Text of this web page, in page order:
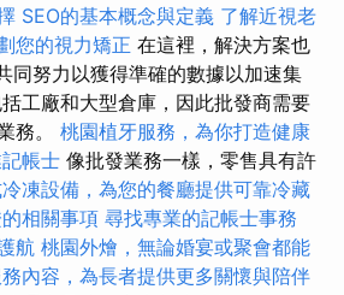
SEO的基本概念與定義 了解近視老
您的視力矯正 在這裡，解決方案也
同努力以獲得準確的數據以加速集
工廠和大型倉庫，因此批發商需要
務。 桃園植牙服務，為你打造健康
帳士 像批發業務一樣，零售具有許
凍設備，為您的餐廳提供可靠冷藏
相關事項 尋找專業的記帳士事務
航 桃園外燴，無論婚宴或聚會都能
內容，為長者提供更多關懷與陪伴